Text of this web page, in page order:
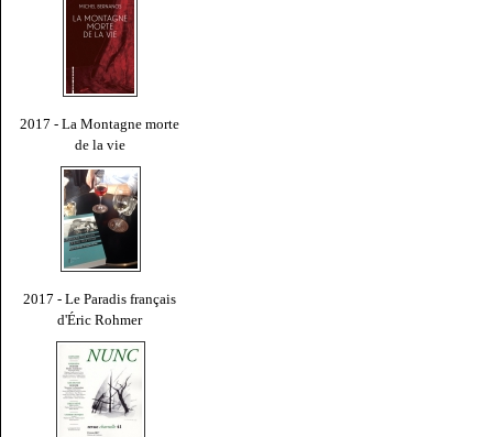
2017 - La Montagne morte
de la vie
2017 - Le Paradis français
d'Éric Rohmer